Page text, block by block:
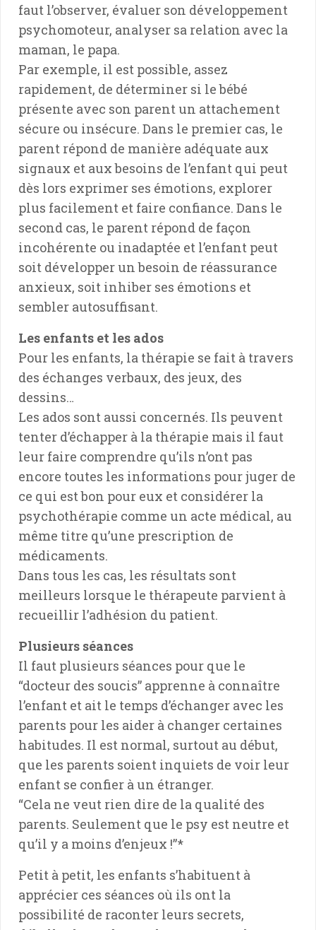
faut l’observer, évaluer son développement
psychomoteur, analyser sa relation avec la
maman, le papa.
Par exemple, il est possible, assez
rapidement, de déterminer si le bébé
présente avec son parent un attachement
sécure ou insécure. Dans le premier cas, le
parent répond de manière adéquate aux
signaux et aux besoins de l’enfant qui peut
dès lors exprimer ses émotions, explorer
plus facilement et faire confiance. Dans le
second cas, le parent répond de façon
incohérente ou inadaptée et l’enfant peut
soit développer un besoin de réassurance
anxieux, soit inhiber ses émotions et
sembler autosuffisant.
Les enfants et les ados
Pour les enfants, la thérapie se fait à travers
des échanges verbaux, des jeux, des
dessins…
Les ados sont aussi concernés. Ils peuvent
tenter d’échapper à la thérapie mais il faut
leur faire comprendre qu’ils n’ont pas
encore toutes les informations pour juger de
ce qui est bon pour eux et considérer la
psychothérapie comme un acte médical, au
même titre qu’une prescription de
médicaments.
Dans tous les cas, les résultats sont
meilleurs lorsque le thérapeute parvient à
recueillir l’adhésion du patient.
Plusieurs séances
Il faut plusieurs séances pour que le
“docteur des soucis” apprenne à connaître
l’enfant et ait le temps d’échanger avec les
parents pour les aider à changer certaines
habitudes. Il est normal, surtout au début,
que les parents soient inquiets de voir leur
enfant se confier à un étranger.
“Cela ne veut rien dire de la qualité des
parents. Seulement que le psy est neutre et
qu’il y a moins d’enjeux !”*
Petit à petit, les enfants s’habituent à
apprécier ces séances où ils ont la
possibilité de raconter leurs secrets,